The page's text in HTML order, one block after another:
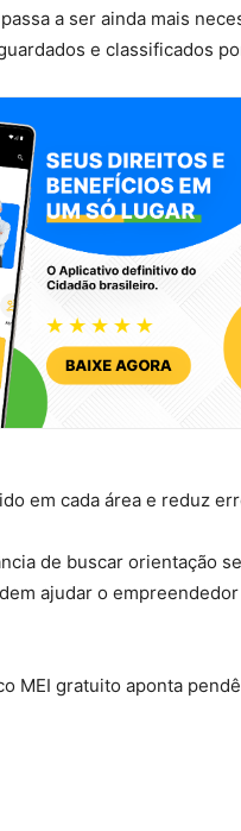
a ser ainda mais
e classificados
em cada área e reduz
de buscar orientação
ajudar o
MEI gratuito aponta